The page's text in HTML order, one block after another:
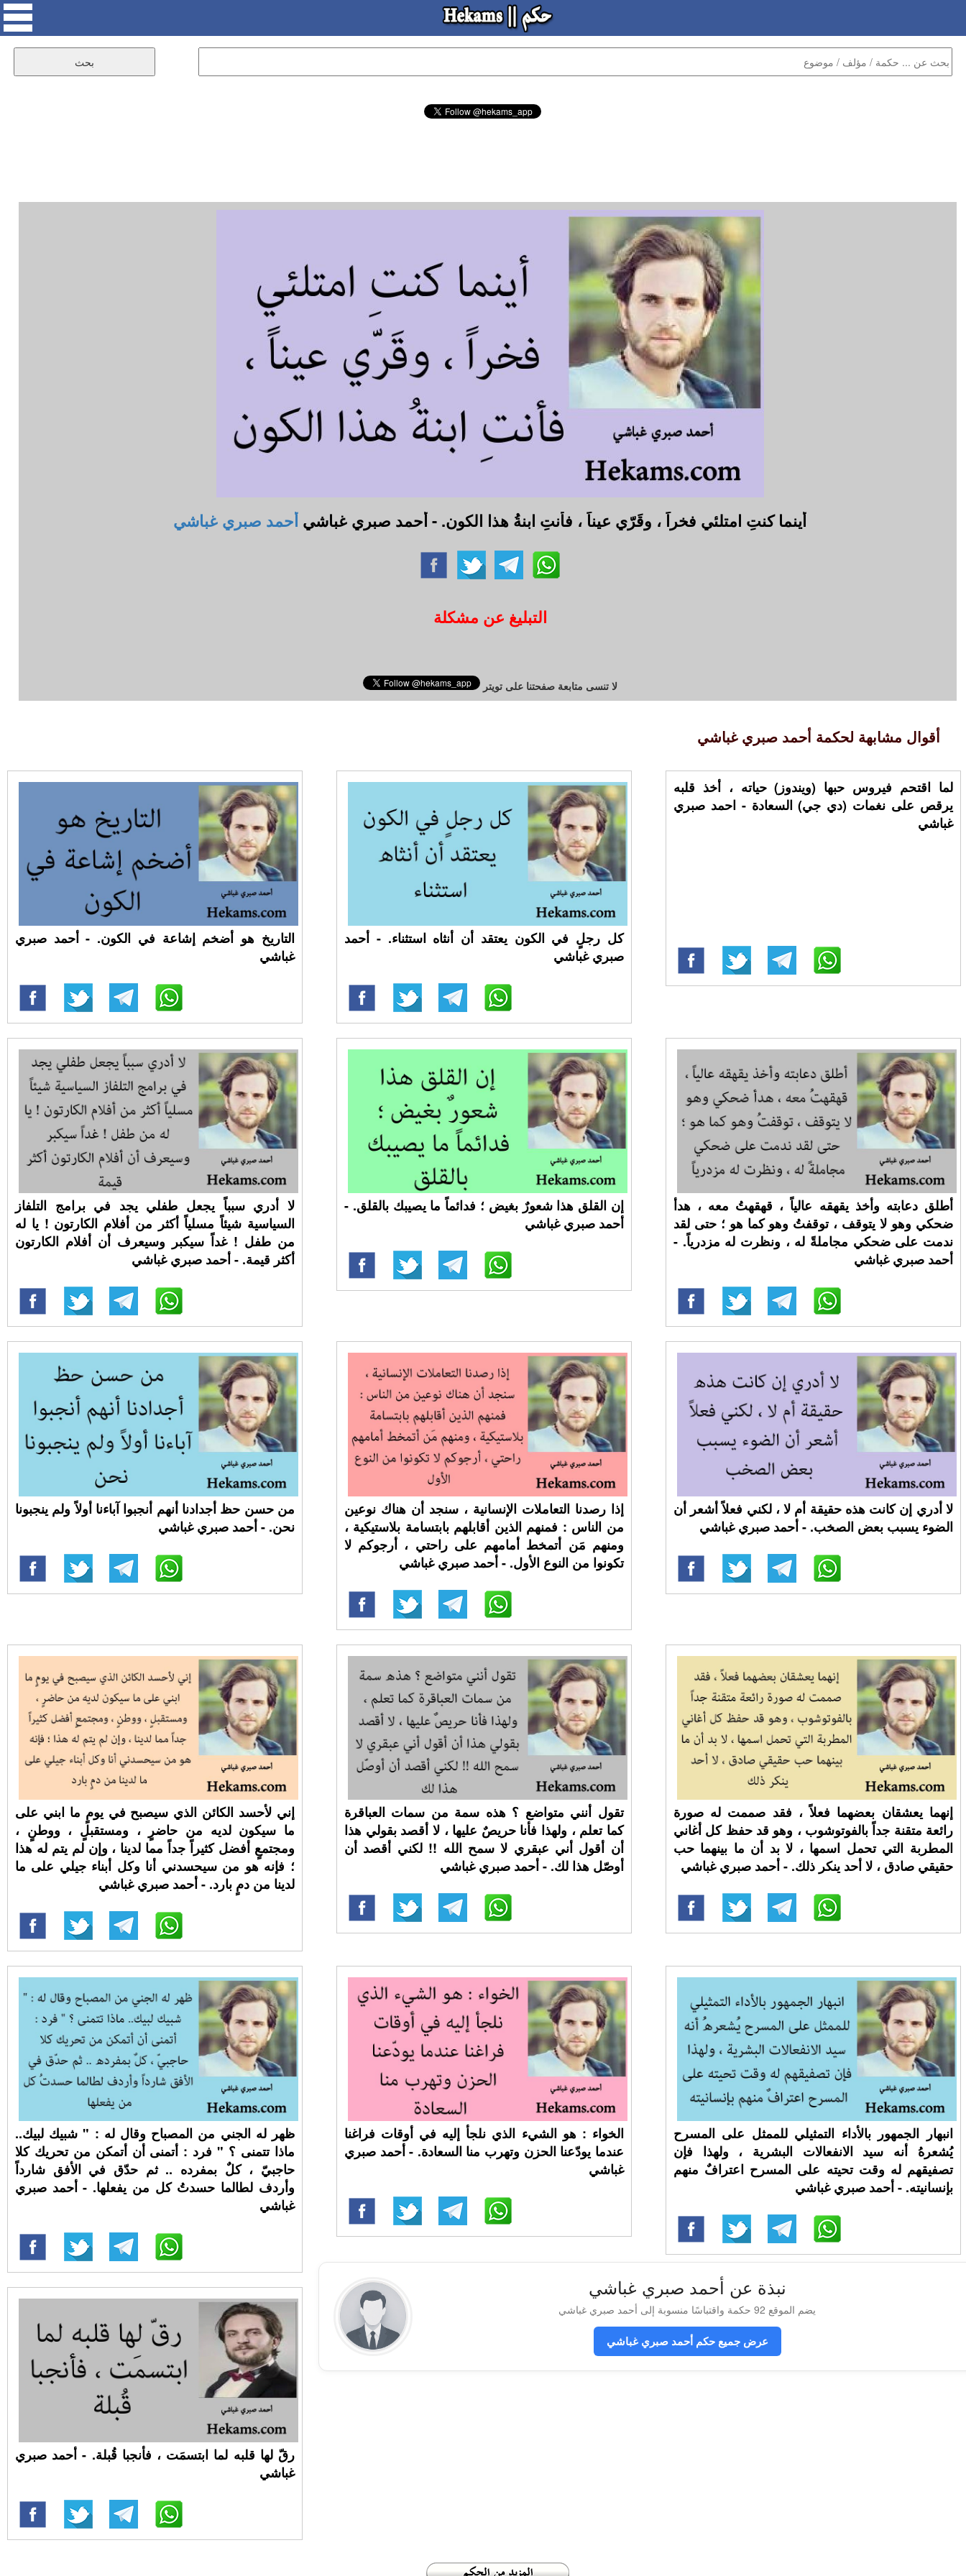
أينما كنتِ امتلئي فخراً ، وقَرّي عيناً ، فأنتِ ابنةُ هذا الكون. - أحمد صبري غباشي أحمد صبري غباشي
التبليغ عن مشكلة
لا تنسى متابعة صفحتنا على تويتر
أقوال مشابهة لحكمة أحمد صبري غباشي
التاريخ هو أضخم إشاعة في الكون. - أحمد صبري
غباشي
كل رجلٍ في الكون يعتقد أن أنثاه استثناء. - أحمد
صبري غباشي
لما اقتحم فيروس حبها (ويندوز) حياته ، أخذ قلبه
يرقص على نغمات (دي جي) السعادة - احمد صبري
غباشي
لا أدري سبباً يجعل طفلي يجد في برامج التلفاز
السياسية شيئاً مسلياً أكثر من أفلام الكارتون ! يا له
من طفل ! غداً سيكبر وسيعرف أن أفلام الكارتون
أكثر قيمة. - أحمد صبري غباشي
إن القلق هذا شعورٌ بغيض ؛ فدائماً ما يصيبك بالقلق. -
أحمد صبري غباشي
أطلق دعابته وأخذ يقهقه عالياً ، قهقهتُ معه ، هدأ
ضحكي وهو لا يتوقف ، توقفتُ وهو كما هو ؛ حتى لقد
ندمت على ضحكي مجاملةً له ، ونظرت له مزدرياً. -
أحمد صبري غباشي
من حسن حظ أجدادنا أنهم أنجبوا آباءنا أولاً ولم ينجبونا
نحن. - أحمد صبري غباشي
إذا رصدنا التعاملات الإنسانية ، سنجد أن هناك نوعين
من الناس : فمنهم الذين أقابلهم بابتسامة بلاستيكية ،
ومنهم مَن أتمخط أمامهم على راحتي ، أرجوكم لا
تكونوا من النوع الأول. - أحمد صبري غباشي
لا أدري إن كانت هذه حقيقة أم لا ، لكني فعلاً أشعر أن
الضوء يسبب بعض الصخب. - أحمد صبري غباشي
إني لأحسد الكائن الذي سيصبح في يومٍ ما ابني على
ما سيكون لديه من حاضرٍ ، ومستقبلٍ ، ووطنٍ ،
ومجتمعٍ أفضل كثيراً جداً مما لدينا ، وإن لم يتم له هذا
؛ فإنه هو من سيحسدني أنا وكل أبناء جيلي على ما
لدينا من دمٍ بارد. - أحمد صبري غباشي
تقول أنني متواضع ؟ هذه سمة من سمات العباقرة
كما تعلم ، ولهذا فأنا حريصٌ عليها ، لا أقصد بقولي هذا
أن أقول أني عبقري لا سمح الله !! لكني أقصد أن
أوصّل هذا لك. - أحمد صبري غباشي
إنهما يعشقان بعضهما فعلاً ، فقد صممت له صورة
رائعة متقنة جداً بالفوتوشوب ، وهو قد حفظ كل أغاني
المطربة التي تحمل اسمها ، لا بد أن ما بينهما حب
حقيقي صادق ، لا أحد ينكر ذلك. - أحمد صبري غباشي
ظهر له الجني من المصباح وقال له : " شبيك لبيك..
ماذا تتمنى ؟ " فرد : أتمنى أن أتمكن من تحريك كلا
حاجبيّ ، كلٌ بمفرده .. ثم حدّق في الأفق شارداً
وأردف لطالما حسدتُ كل من يفعلها. - أحمد صبري
غباشي
الخواء : هو الشيء الذي نلجأ إليه في أوقات فراغنا
عندما يودّعنا الحزن وتهرب منا السعادة. - أحمد صبري
غباشي
انبهار الجمهور بالأداء التمثيلي للممثل على المسرح
يُشعرهُ أنه سيد الانفعالات البشرية ، ولهذا فإن
تصفيقهم له وقت تحيته على المسرح اعترافٌ منهم
بإنسانيته. - أحمد صبري غباشي
رقّ لها قلبه لما ابتسمَت ، فأنجبا قُبلة. - أحمد صبري
غباشي
نبذة عن أحمد صبري غباشي
يضم الموقع 92 حكمة واقتباسًا منسوبة إلى أحمد صبري غباشي
عرض جميع حكم أحمد صبري غباشي